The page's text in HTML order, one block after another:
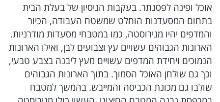
אוכל ופינה לפסנתר. בעקבות הניסיון של בעלת הבית
בתחום המסעדנות הוחלט שמשטח העבודה, הכיור
והמדפים יהיו מנירוסטה, כמו במטבחי מסעדות מודרניות.
הארונות הגבוהים עשויים עץ וצבועים לבן, ואילו הארונות
הנמוכים ויחידת המדפים עשויים מעץ ליבנה בצבע טבעי,
וכך גם שולחן האוכל הסמוך. בתוך הארונות הגבוהים
שולבו גם מכונת הכביסה והמייבש. בהמשך למטבח